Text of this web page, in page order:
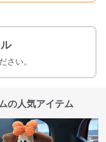
さい。
の人気アイテム